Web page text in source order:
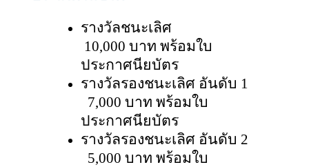
รางวัลชนะเลิศ
10,000 บาท พร้อมใบ
ประกาศนียบัตร
รางวัลรองชนะเลิศ อันดับ 1
7,000 บาท พร้อมใบ
ประกาศนียบัตร
รางวัลรองชนะเลิศ อันดับ 2
5,000 บาท พร้อมใบ